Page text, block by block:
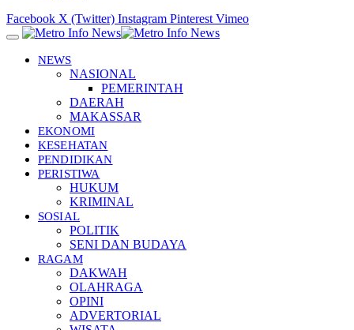
Facebook X (Twitter) Instagram Pinterest Vimeo
NEWS
NASIONAL
PEMERINTAH
DAERAH
MAKASSAR
EKONOMI
KESEHATAN
PENDIDIKAN
PERISTIWA
HUKUM
KRIMINAL
SOSIAL
POLITIK
SENI DAN BUDAYA
RAGAM
DAKWAH
OLAHRAGA
OPINI
ADVERTORIAL